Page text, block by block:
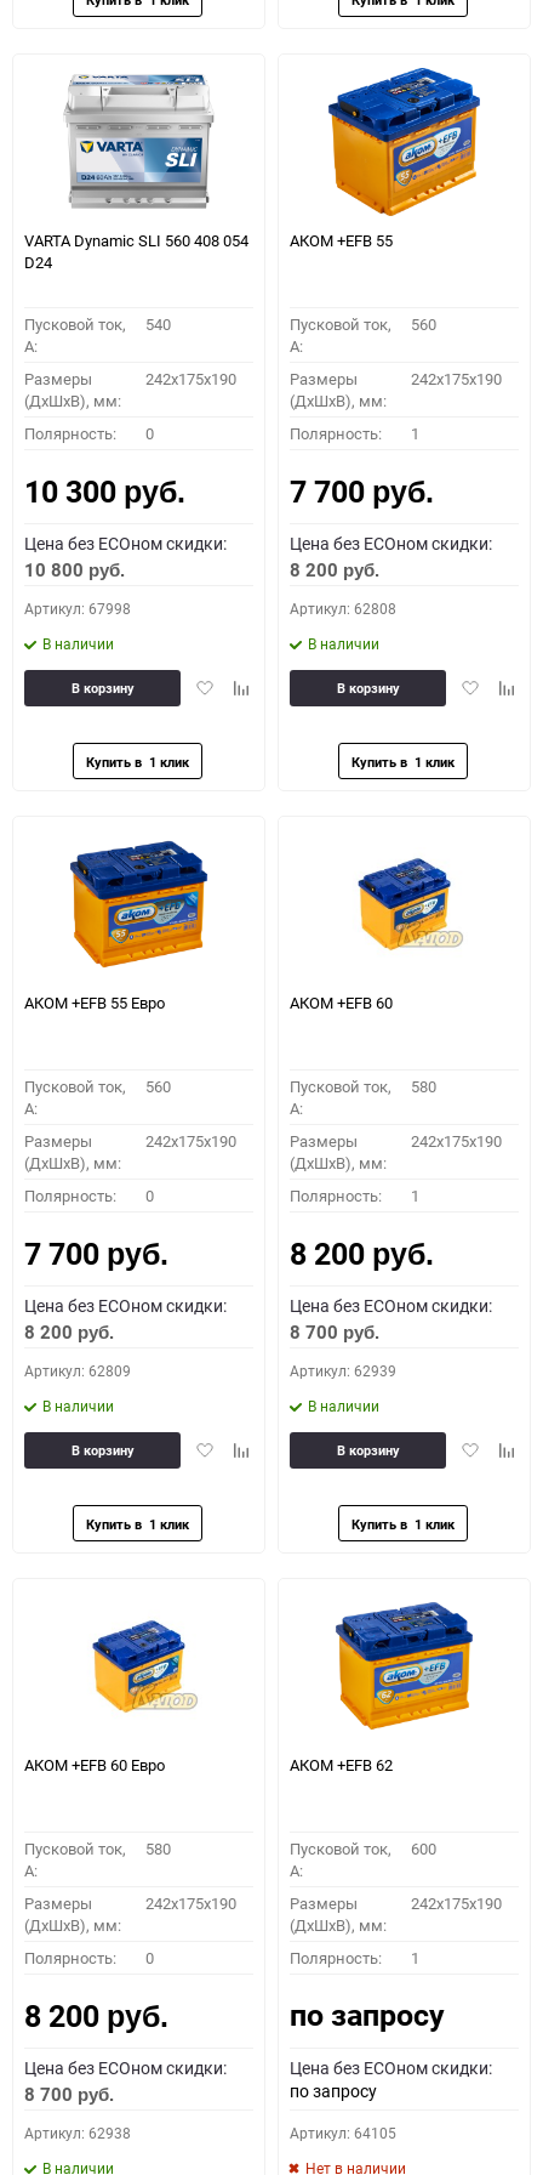
VARTA Dynamic SLI 560 408 054
D24
Пусковой ток,
A:
540
Размеры
(ДхШхВ), мм:
242x175x190
Полярность: 0
10 300 руб.
Цена без ECOном скидки:
10 800 руб.
Артикул: 67998
В наличии
ДобавитьДобавить
В корзину
АКОМ +EFB 55
Пусковой ток,
A:
560
Размеры
(ДхШхВ), мм:
242x175x190
Полярность: 1
7 700 руб.
Цена без ECOном скидки:
8 200 руб.
Артикул: 62808
В наличии
Добавить
В корзину
АКОМ +EFB 55 Евро
Пусковой ток,
A:
560
Размеры
(ДхШхВ), мм:
242x175x190
Полярность: 0
7 700 руб.
Цена без ECOном скидки:
8 200 руб.
Артикул: 62809
В наличии
ДобавитьДобавить
В корзину
АКОМ +EFB 60
Пусковой ток,
A:
580
Размеры
(ДхШхВ), мм:
242x175x190
Полярность: 1
8 200 руб.
Цена без ECOном скидки:
8 700 руб.
Артикул: 62939
В наличии
Добавить
В корзину
АКОМ +EFB 60 Евро
Пусковой ток,
A:
580
Размеры
(ДхШхВ), мм:
242x175x190
Полярность: 0
8 200 руб.
Цена без ECOном скидки:
8 700 руб.
Артикул: 62938
В наличии
АКОМ +EFB 62
Пусковой ток,
A:
600
Размеры
(ДхШхВ), мм:
242x175x190
Полярность: 1
по запросу
Цена без ECOном скидки:
по запросу
Артикул: 64105
Нет в наличии